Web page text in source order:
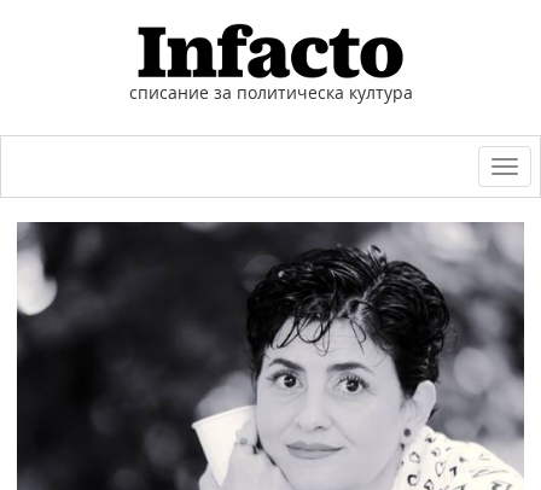
списание за политическа култура